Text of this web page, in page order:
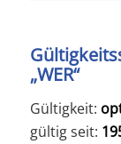
„WER“
Gültigkeit:
gültig seit: